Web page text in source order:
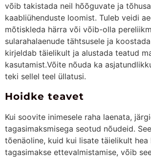
võib takistada neil hõõguvate ja
kaabliühenduste loomist. Tuleb veidi
mõtiskleda härra või võib-olla
sularahalaenude tähtsusele ja
kirjeldab täielikult ja alustada teatud
kasutamist.Võite nõuda ka
teki sellel teel üllatusi.
Hoidke teavet
Kui soovite inimesele raha laenata,
tagasimaksmisega seotud nõudeid.
tõenäoline, kuid kui lisate täielikult
tagasimakse ettevalmistamise, võib